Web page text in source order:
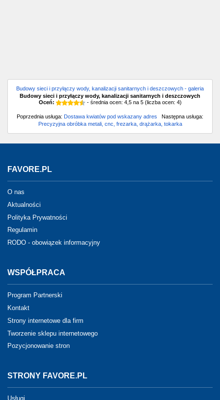
Budowy sieci i przyłączy wody, kanalizacji sanitarnych i deszczowych - galeria
Budowy sieci i przyłączy wody, kanalizacji sanitarnych i deszczowych
Oceń:
- średnia ocen: 4,5na 5(liczba ocen: 4)
Poprzednia usługa: Dostawa kwiatów pod wskazany adres Następna usługa:
Precyzyjna obróbka metali, cnc, frezarka, drążarka, tokarka
FAVORE.PL
O nas
Aktualności
Polityka Prywatności
Regulamin
RODO - obowiązek informacyjny
WSPÓŁPRACA
Program Partnerski
Kontakt
Strony internetowe dla firm
Tworzenie sklepu internetowego
Pozycjonowanie stron
STRONY FAVORE.PL
Usługi